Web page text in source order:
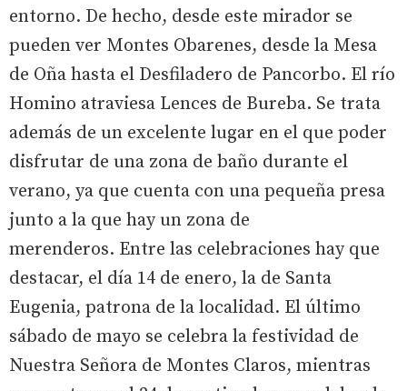
entorno. De hecho, desde este mirador se
pueden ver Montes Obarenes, desde la Mesa
de Oña hasta el Desfiladero de Pancorbo. El río
Homino atraviesa Lences de Bureba. Se trata
además de un excelente lugar en el que poder
disfrutar de una zona de baño durante el
verano, ya que cuenta con una pequeña presa
junto a la que hay un zona de
merenderos. Entre las celebraciones hay que
destacar, el día 14 de enero, la de Santa
Eugenia, patrona de la localidad. El último
sábado de mayo se celebra la festividad de
Nuestra Señora de Montes Claros, mientras